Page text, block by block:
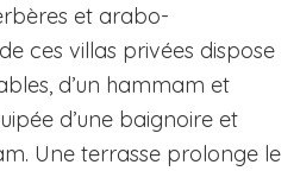
et arabo-
ces villas privées dispose
d’un hammam et
d’une baignoire et
Une terrasse prolonge le